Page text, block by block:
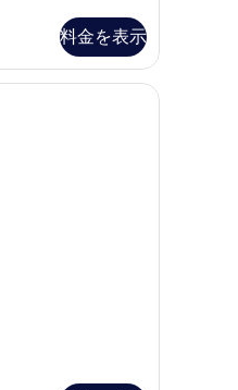
料金を表示
イロン台
ーム | セーフティボックス (室内)